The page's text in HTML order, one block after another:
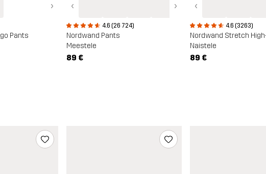
›
Pants
‹ ›
4.6 (26 724)
Nordwand Pants
Meestele
89 €
‹
4.6 (3263)
Naistele
89 €